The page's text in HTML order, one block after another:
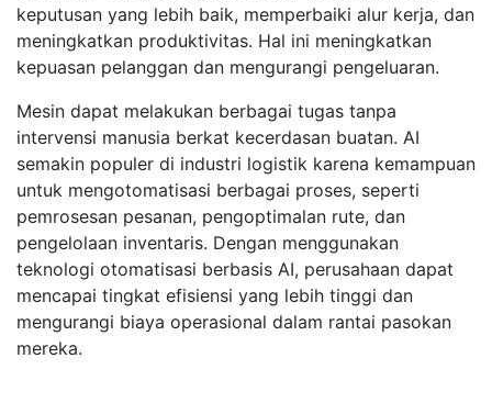
keputusan yang lebih baik, memperbaiki alur kerja, dan
meningkatkan produktivitas. Hal ini meningkatkan
kepuasan pelanggan dan mengurangi pengeluaran.
Mesin dapat melakukan berbagai tugas tanpa
intervensi manusia berkat kecerdasan buatan. AI
semakin populer di industri logistik karena kemampuan
untuk mengotomatisasi berbagai proses, seperti
pemrosesan pesanan, pengoptimalan rute, dan
pengelolaan inventaris. Dengan menggunakan
teknologi otomatisasi berbasis AI, perusahaan dapat
mencapai tingkat efisiensi yang lebih tinggi dan
mengurangi biaya operasional dalam rantai pasokan
mereka.